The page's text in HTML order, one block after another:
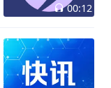
00:12